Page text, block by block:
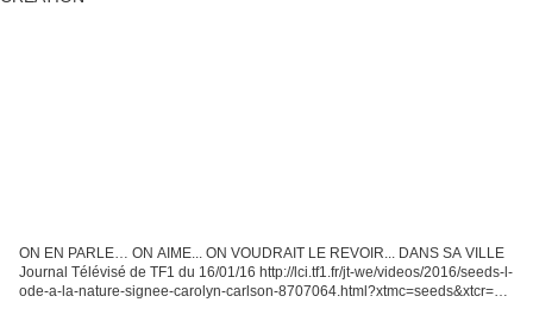
ON EN PARLE… ON AIME... ON VOUDRAIT LE REVOIR... DANS SA VILLE
Journal Télévisé de TF1 du 16/01/16 http://lci.tf1.fr/jt-we/videos/2016/seeds-l-
ode-a-la-nature-signee-carolyn-carlson-8707064.html?xtmc=seeds&xtcr=1